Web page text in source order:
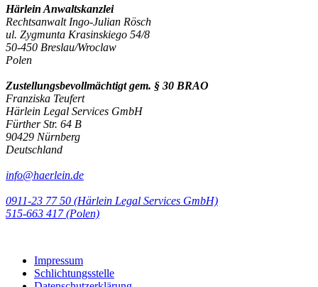
Härlein Anwaltskanzlei
Rechtsanwalt Ingo-Julian Rösch
ul. Zygmunta Krasinskiego 54/8
50-450 Breslau/Wroclaw
Polen
Zustellungsbevollmächtigt gem. § 30 BRAO
Franziska Teufert
Härlein Legal Services GmbH
Fürther Str. 64 B
90429 Nürnberg
Deutschland
info@haerlein.de
0911-23 77 50 (Härlein Legal Services GmbH)
‭515-663 417 (Polen)‬‬‬
Impressum
Schlichtungsstelle